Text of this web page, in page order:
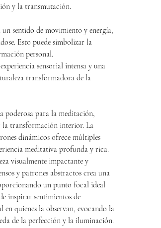
y la transmutación.
sentido de movimiento y energía,
Esto puede simbolizar la
personal.
sensorial intensa y una
transformadora de la
poderosa para la meditación,
la transformación interior. La
dinámicos ofrece múltiples
meditativa profunda y rica.
visualmente impactante y
y patrones abstractos crea una
un punto focal ideal
inspirar sentimientos de
quienes la observan, evocando la
de la perfección y la iluminación.